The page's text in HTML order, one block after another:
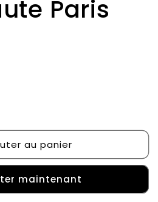
Paris
au panier
maintenant